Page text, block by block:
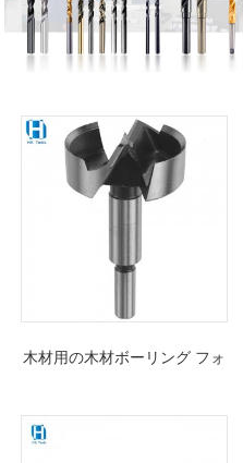
木材用の木材ボーリング フォ